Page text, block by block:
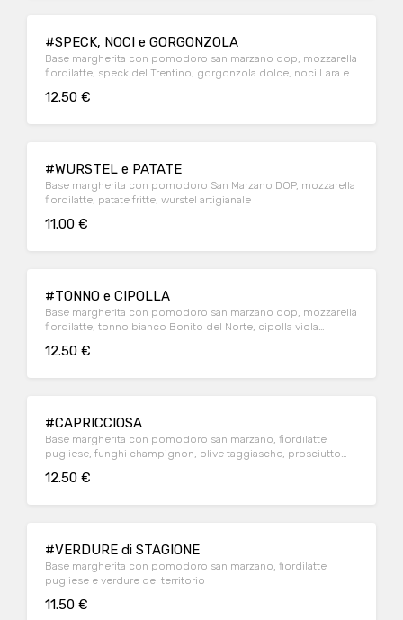
#SPECK, NOCI e GORGONZOLA
Base margherita con pomodoro san marzano dop, mozzarella
fiordilatte, speck del Trentino, gorgonzola dolce, noci Lara e
12.50 €
#WURSTEL e PATATE
Base margherita con pomodoro San Marzano DOP, mozzarella
fiordilatte, patate fritte, wurstel artigianale
11.00 €
#TONNO e CIPOLLA
Base margherita con pomodoro san marzano dop, mozzarella
fiordilatte, tonno bianco Bonito del Norte, cipolla viola
12.50 €
#CAPRICCIOSA
Base margherita con pomodoro san marzano, fiordilatte
pugliese, funghi champignon, olive taggiasche, prosciutto
12.50 €
#VERDURE di STAGIONE
Base margherita con pomodoro san marzano, fiordilatte
pugliese e verdure del territorio
11.50 €